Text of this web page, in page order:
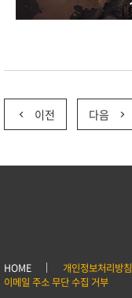
이전 다음
HOME 개인정보처리방침
이메일 주소 무단 수집 거부